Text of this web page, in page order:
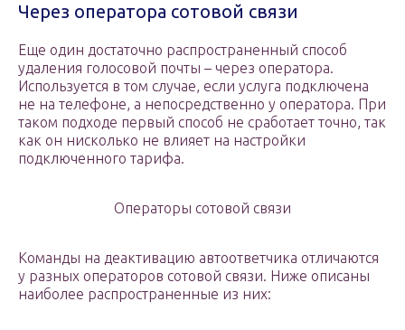
Через оператора сотовой связи
Еще один достаточно распространенный способ
удаления голосовой почты – через оператора.
Используется в том случае, если услуга подключена
не на телефоне, а непосредственно у оператора. При
таком подходе первый способ не сработает точно, так
как он нисколько не влияет на настройки
подключенного тарифа.
Операторы сотовой связи
Команды на деактивацию автоответчика отличаются
у разных операторов сотовой связи. Ниже описаны
наиболее распространенные из них: